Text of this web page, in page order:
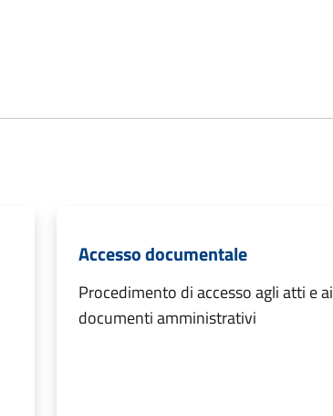
Accesso documentale
Procedimento di accesso agli atti e ai
documenti amministrativi